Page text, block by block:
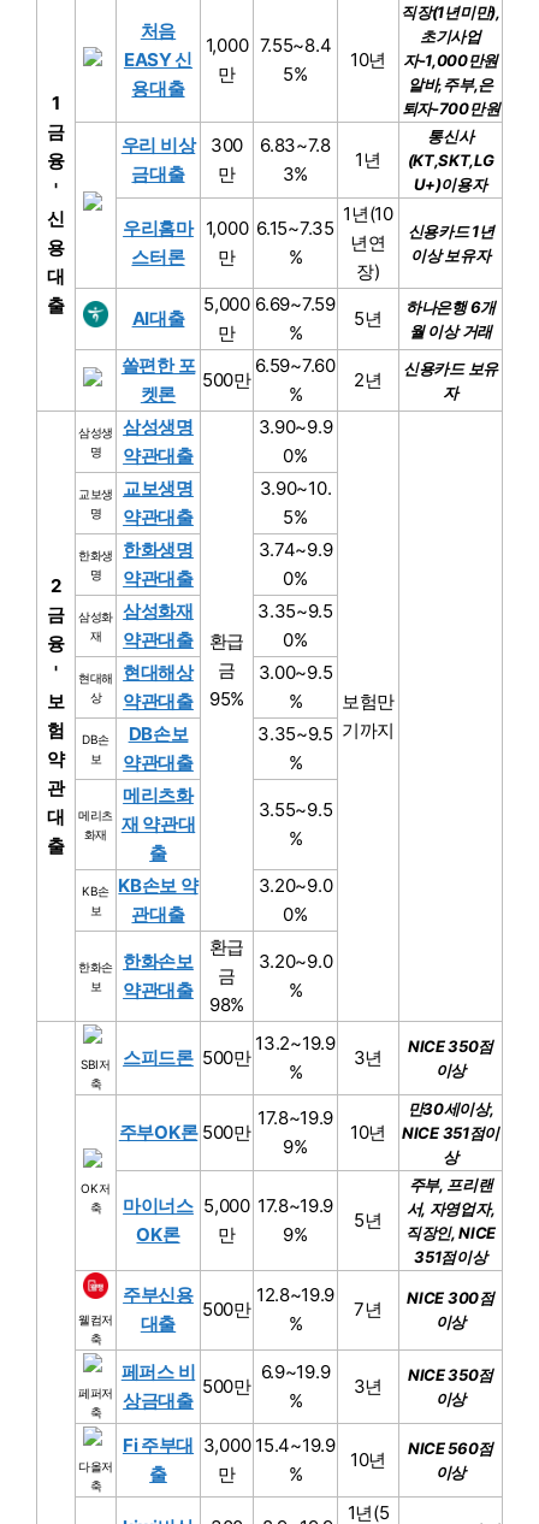
1
금
융
'
신
용
대
출
처음
EASY 신
용대출
1,000
만
7.55~8.4
5%
10년
직장(1년미만),
초기사업
자-1,000만원
알바,주부,은
퇴자-700만원
우리 비상
금대출
300
만
6.83~7.8
3%
1년
통신사
(KT,SKT,LG
U+)이용자
우리홈마
스터론
1,000
만
6.15~7.35
%
1년(10
년연
장)
신용카드 1년
이상 보유자
AI대출
5,000
만
6.69~7.59
%
5년
하나은행 6개
월 이상 거래
쏠편한 포
켓론
500만
6.59~7.60
%
2년
신용카드 보유
자
2
금
융
'
보
험
약
관
대
출
삼성생
명
삼성생명
약관대출
환급
금
95%
3.90~9.9
0%
보험만
기까지
교보생
명
교보생명
약관대출
3.90~10.
5%
한화생
명
한화생명
약관대출
3.74~9.9
0%
삼성화
재
삼성화재
약관대출
3.35~9.5
0%
현대해
상
현대해상
약관대출
3.00~9.5
%
DB손
보
DB손보
약관대출
3.35~9.5
%
메리츠
화재
메리츠화
재 약관대
출
3.55~9.5
%
KB손
보
KB손보 약
관대출
3.20~9.0
0%
한화손
보
한화손보
약관대출
환급
금
98%
3.20~9.0
%
SBI저
축
스피드론 500만
13.2~19.9
%
3년
NICE 350점
이상
OK저
축
주부OK론 500만
17.8~19.9
9%
10년
만30세이상,
NICE 351점이
상
마이너스
OK론
5,000
만
17.8~19.9
9%
5년
주부, 프리랜
서, 자영업자,
직장인, NICE
351점이상
웰컴저
축
주부신용
대출
500만
12.8~19.9
%
7년
NICE 300점
이상
페퍼저
축
페퍼스 비
상금대출
500만
6.9~19.9
%
3년
NICE 350점
이상
다올저
축
Fi 주부대
출
3,000
만
15.4~19.9
%
10년
NICE 560점
이상
1년(5